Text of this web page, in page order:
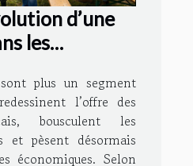
d’une
les
plus un segment
l’offre des
bousculent les
et pèsent désormais
économiques. Selon